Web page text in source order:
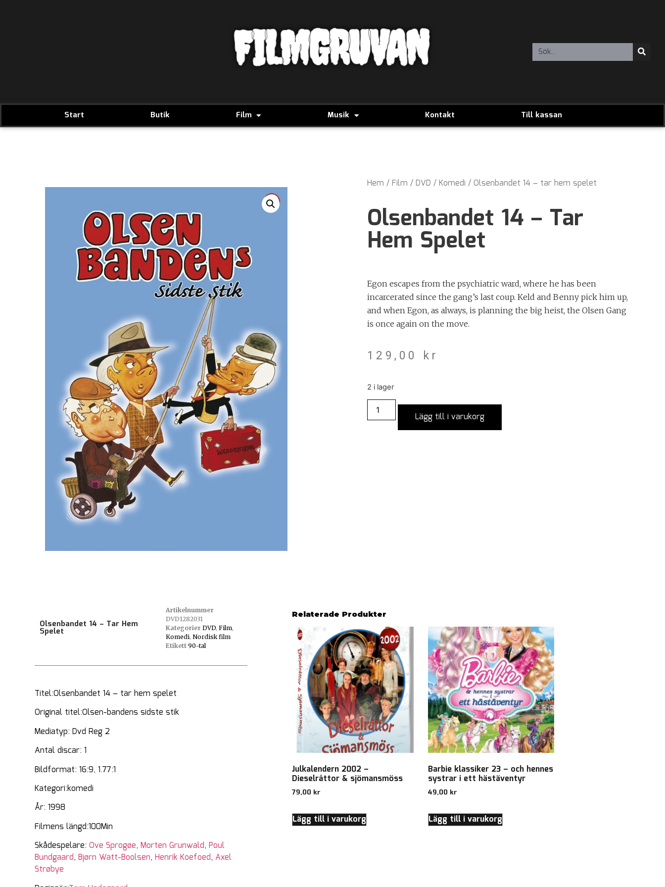
FILMGRUVAN
Start Butik Film Musik Kontakt Till kassan
Hem / Film / DVD / Komedi / Olsenbandet 14 – tar hem spelet
Olsenbandet 14 – Tar
Hem Spelet
Egon escapes from the psychiatric ward, where he has been
incarcerated since the gang’s last coup. Keld and Benny pick him up,
and when Egon, as always, is planning the big heist, the Olsen Gang
is once again on the move.
129,00 kr
2 i lager
Lägg till i varukorg
Olsenbandet 14 – Tar Hem
Spelet
Artikelnummer
DVD1282031
Kategorier DVD, Film,
Komedi, Nordisk film
Etikett 90-tal
Titel:Olsenbandet 14 – tar hem spelet
Original titel:Olsen-bandens sidste stik
Mediatyp: Dvd Reg 2
Antal discar: 1
Bildformat: 16:9, 1.77:1
Kategori:komedi
År: 1998
Filmens längd:100Min
Skådespelare: Ove Sprogøe, Morten Grunwald, Poul
Bundgaard, Bjørn Watt-Boolsen, Henrik Koefoed, Axel
Strøbye
Relaterade Produkter
Julkalendern 2002 –
Dieselråttor & sjömansmöss
79,00 kr
Lägg till i varukorg
Barbie klassiker 23 – och hennes
systrar i ett hästäventyr
49,00 kr
Lägg till i varukorg